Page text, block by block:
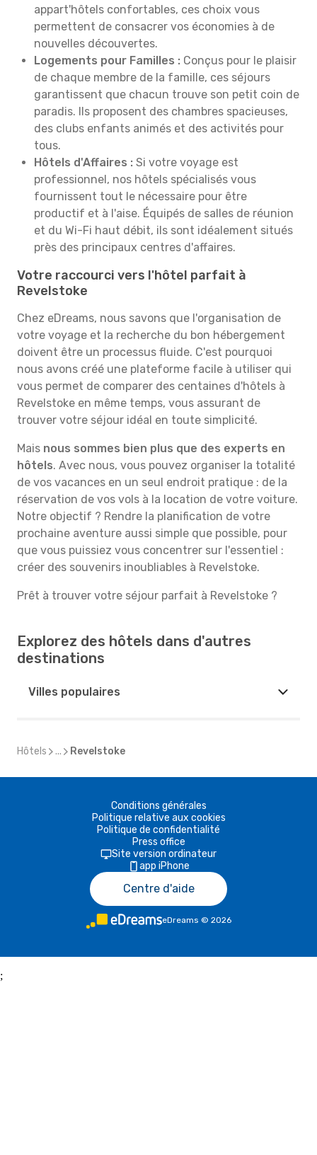
appart'hôtels confortables, ces choix vous
permettent de consacrer vos économies à de
nouvelles découvertes.
Logements pour Familles : Conçus pour le plaisir
de chaque membre de la famille, ces séjours
garantissent que chacun trouve son petit coin de
paradis. Ils proposent des chambres spacieuses,
des clubs enfants animés et des activités pour
tous.
Hôtels d'Affaires : Si votre voyage est
professionnel, nos hôtels spécialisés vous
fournissent tout le nécessaire pour être
productif et à l'aise. Équipés de salles de réunion
et du Wi-Fi haut débit, ils sont idéalement situés
près des principaux centres d'affaires.
Votre raccourci vers l'hôtel parfait à
Revelstoke
Chez eDreams, nous savons que l'organisation de
votre voyage et la recherche du bon hébergement
doivent être un processus fluide. C'est pourquoi
nous avons créé une plateforme facile à utiliser qui
vous permet de comparer des centaines d'hôtels à
Revelstoke en même temps, vous assurant de
trouver votre séjour idéal en toute simplicité.
Mais nous sommes bien plus que des experts en
hôtels. Avec nous, vous pouvez organiser la totalité
de vos vacances en un seul endroit pratique : de la
réservation de vos vols à la location de votre voiture.
Notre objectif ? Rendre la planification de votre
prochaine aventure aussi simple que possible, pour
que vous puissiez vous concentrer sur l'essentiel :
créer des souvenirs inoubliables à Revelstoke.
Prêt à trouver votre séjour parfait à Revelstoke ?
Explorez des hôtels dans d'autres
destinations
Villes populaires
Hôtels ... Revelstoke
Conditions générales
Politique relative aux cookies
Politique de confidentialité
Press office
Site version ordinateur
app iPhone
Centre d'aide
eDreams © 2026
;